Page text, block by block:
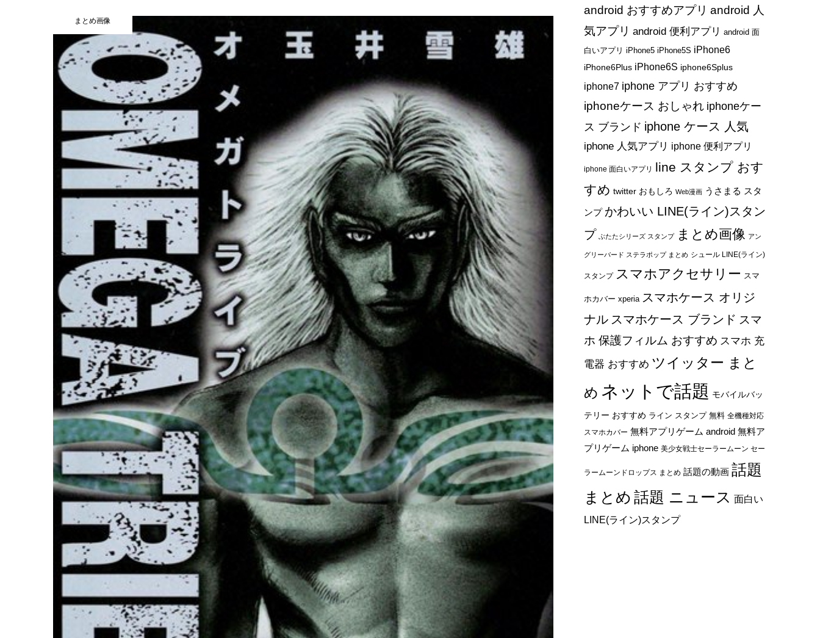
まとめ画像
android おすすめアプリ android 人
気アプリ android 便利アプリ android 面
白いアプリ iPhone5 iPhone5S iPhone6
iPhone6Plus iPhone6S iphone6Splus
iphone7 iphone アプリ おすすめ
iphoneケース おしゃれ iphoneケー
ス ブランド iphone ケース 人気
iphone 人気アプリ iphone 便利アプリ
iphone 面白いアプリ line スタンプ おす
すめ twitter おもしろ Web漫画 うさまる スタ
ンプ かわいい LINE(ライン)スタン
プ ぶたたシリーズ スタンプ まとめ画像 アン
グリーバード ステラポップ まとめ シュール LINE(ライン)
スタンプ スマホアクセサリー スマ
ホカバー xperia スマホケース オリジ
ナル スマホケース ブランド スマ
ホ 保護フィルム おすすめ スマホ 充
電器 おすすめ ツイッター まと
め ネットで話題 モバイルバッ
テリー おすすめ ライン スタンプ 無料 全機種対応
スマホカバー 無料アプリゲーム android 無料ア
プリゲーム iphone 美少女戦士セーラームーン セー
ラームーンドロップス まとめ 話題の動画 話題
まとめ 話題 ニュース 面白い
LINE(ライン)スタンプ